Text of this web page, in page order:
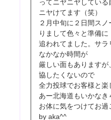
ってニヤニヤしてい
ニヤけてます（笑）
２月中旬に２日間ス
りまして色々と準備に
追われてました。サ
なかなか時間が
厳しい面もあります
協したくないので
全力投球でお客様と楽
あー北海道もいかなき
お体に気をつけてお過
by aka^^